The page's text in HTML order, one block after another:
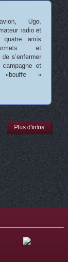
Ugo,
radio et
amis
et
s’enfermer
et
»
Plus d'infos